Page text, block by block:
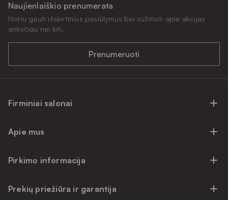
Firminiai salonai
Firminiai salonai Klaipėdoje
Prekių atsiėmimo punktai
Apie mus
Atsiliepimai
Pirkimo informacija
Pirkimo sąlygos
Prekių priežiūra ir garantija
Naujienlaiškio prenumerata
Noriu gauti išskirtinius pasiūlymus bei sužinoti apie akcijas
anksčiau nei kiti.
Prenumeruoti